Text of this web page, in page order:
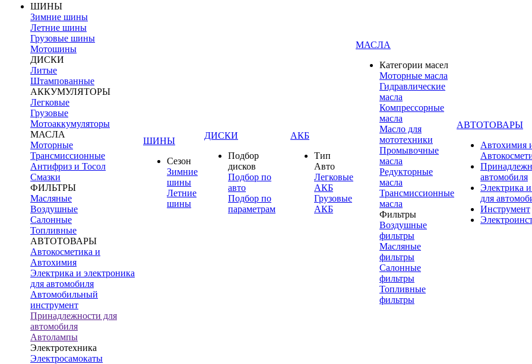
ШИНЫ
Зимние шины
Летние шины
Грузовые шины
Мотошины
ДИСКИ
Литые
Штампованные
АККУМУЛЯТОРЫ
Легковые
Грузовые
Мотоаккумуляторы
МАСЛА
Моторные
Трансмиссионные
Антифриз и Тосол
Смазки
ФИЛЬТРЫ
Масляные
Воздушные
Салонные
Топливные
АВТОТОВАРЫ
Автокосметика и
Автохимия
Электрика и электроника
для автомобиля
Автомобильный
инструмент
Принадлежности для
автомобиля
Автолампы
Электротехника
Электросамокаты
ШИНЫ
Сезон
Зимние
шины
Летние
шины
ДИСКИ
Подбор
дисков
Подбор по
авто
Подбор по
параметрам
АКБ
Тип
Авто
Легковые
АКБ
Грузовые
АКБ
МАСЛА
Категории масел
Моторные масла
Гидравлические
масла
Компрессорные
масла
Масло для
мототехники
Промывочные
масла
Редукторные
масла
Трансмиссионные
масла
Фильтры
Воздушные
фильтры
Масляные
фильтры
Салонные
фильтры
Топливные
фильтры
АВТОТОВАРЫ
Автохимия
автомобиля
Электрика
для
Инструмент